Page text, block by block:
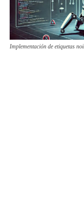
Implementación de etiquetas